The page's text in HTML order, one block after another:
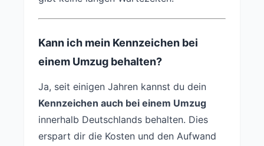
Kann ich mein Kennzeichen bei
einem Umzug behalten?
Ja, seit einigen Jahren kannst du dein
Kennzeichen auch bei einem Umzug
innerhalb Deutschlands behalten. Dies
erspart dir die Kosten und den Aufwand